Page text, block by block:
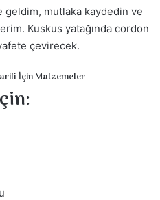
geldim, mutlaka kaydedin ve
Kuskus yatağında cordon
çevirecek.
İçin Malzemeler